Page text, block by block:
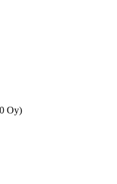
Oy)